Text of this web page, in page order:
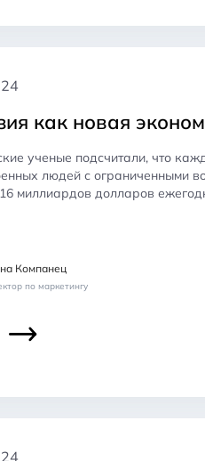
как новая
ученые подсчитали, что
людей с ограниченными
миллиардов долларов
Компанец
по маркетингу